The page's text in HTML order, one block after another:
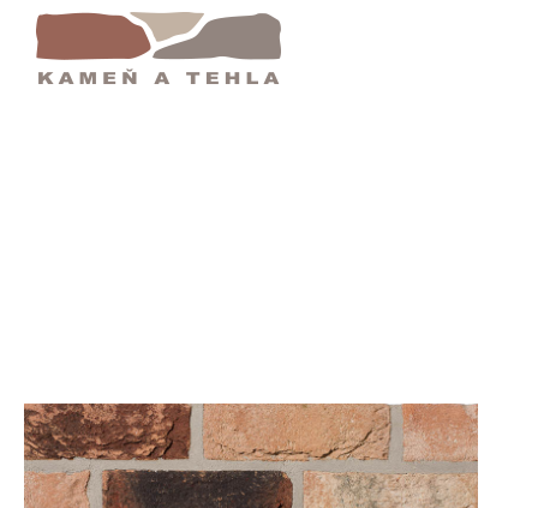
Obklad | Klinker Obklady | Kameň A